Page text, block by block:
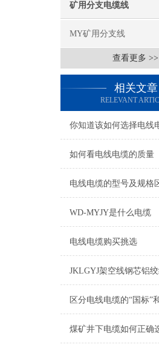
矿用分支电缆线
MY矿用分支线
查看更多 >>
相关文章
RELEVANT
你知道该如何选择电线
如何看电线电缆的质量
电线电缆的型号及规格
WD-MYJY是什么电缆
电线电缆购买挑选
JKLGYJ架空线钢芯铝
区分电线电缆的“国标”
煤矿井下电缆如何正确